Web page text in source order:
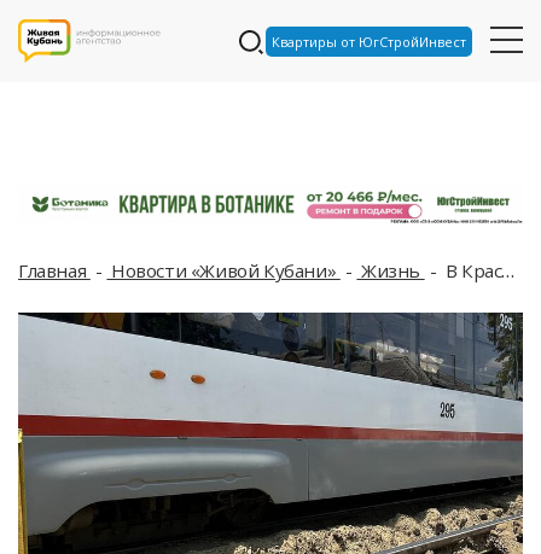
Квартиры от ЮгСтройИнвест
Главная Новости «Живой Кубани» Жизнь В Краснодаре на две недели меняется схема движения транспорта у Тургеневского моста